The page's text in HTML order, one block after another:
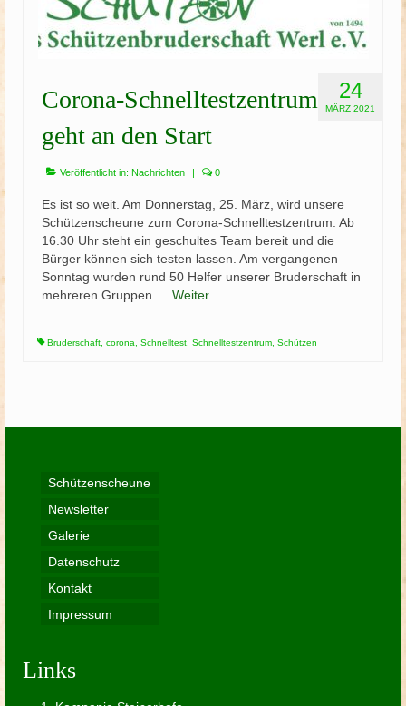
24
MÄRZ 2021
Corona-Schnelltestzentrum
geht an den Start
Veröffentlicht in: Nachrichten | 0
Es ist so weit. Am Donnerstag, 25. März, wird unsere
Schützenscheune zum Corona-Schnelltestzentrum. Ab
16.30 Uhr steht ein geschultes Team bereit und die
Bürger können sich testen lassen. Am vergangenen
Sonntag wurden rund 50 Helfer unserer Bruderschaft in
mehreren Gruppen … Weiter
Bruderschaft corona Schnelltest Schnelltestzentrum Schützen
Schützenscheune
Newsletter
Galerie
Datenschutz
Kontakt
Impressum
Links